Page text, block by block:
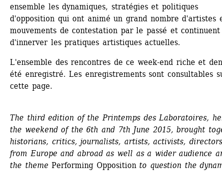
ensemble les dynamiques, stratégies et politiques
d'opposition qui ont animé un grand nombre d'artistes
mouvements de contestation par le passé et continuent
d'innerver les pratiques artistiques actuelles.
L'ensemble des rencontres de ce week-end riche et
été enregistré. Les enregistrements sont consultables
cette page.
The third edition of the Printemps des Laboratoires,
the weekend of the 6th and 7th June 2015, brought
historians, critics, journalists, artists, activists,
from Europe and abroad as well as a wider audience
the theme Performing Oppositionto question the